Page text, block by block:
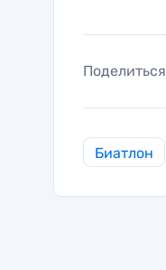
Поделиться
Биатлон